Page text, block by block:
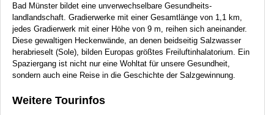
Bad Münster bildet eine unverwechselbare Gesundheits-
landlandschaft. Gradierwerke mit einer Gesamtlänge von 1,1 km,
jedes Gradierwerk mit einer Höhe von 9 m, reihen sich aneinander.
Diese gewaltigen Heckenwände, an denen beidseitig Salzwasser
herabrieselt (Sole), bilden Europas größtes Freiluftinhalatorium. Ein
Spaziergang ist nicht nur eine Wohltat für unsere Gesundheit,
sondern auch eine Reise in die Geschichte der Salzgewinnung.
Weitere Tourinfos